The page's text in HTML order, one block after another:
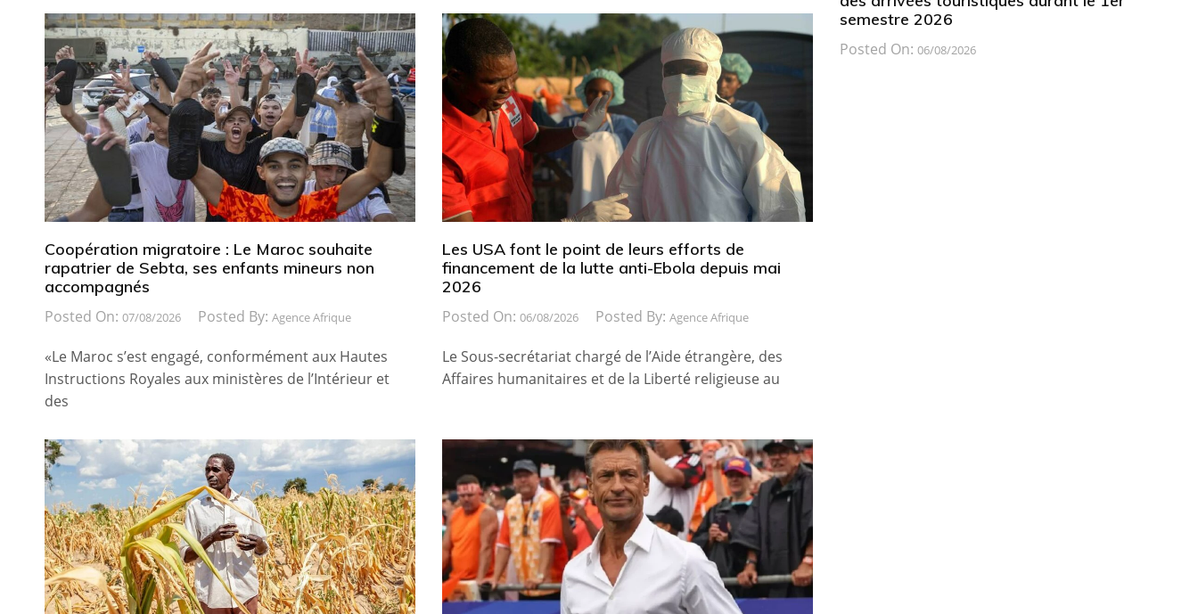
Coopération migratoire : Le Maroc souhaite
rapatrier de Sebta, ses enfants mineurs non
accompagnés
Posted On: 07/08/2026 Posted By: Agence Afrique
«Le Maroc s’est engagé, conformément aux Hautes
Instructions Royales aux ministères de l’Intérieur et
des
Les USA font le point de leurs efforts de
financement de la lutte anti-Ebola depuis mai
2026
Posted On: 06/08/2026 Posted By: Agence Afrique
Le Sous-secrétariat chargé de l’Aide étrangère, des
Affaires humanitaires et de la Liberté religieuse au
semestre 2026
Posted On: 06/08/2026